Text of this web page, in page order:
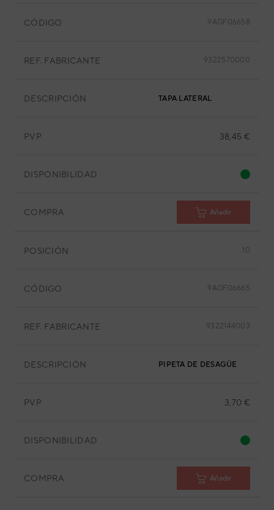
CÓDIGO 9AGF06658
REF. FABRICANTE 9322570000
DESCRIPCIÓN TAPA LATERAL
PVP 38,45 €
DISPONIBILIDAD
COMPRA Añadir
POSICIÓN 10
CÓDIGO 9AGF06665
REF. FABRICANTE 9322144003
DESCRIPCIÓN PIPETA DE DESAGÜE
PVP 3,70 €
DISPONIBILIDAD
COMPRA Añadir